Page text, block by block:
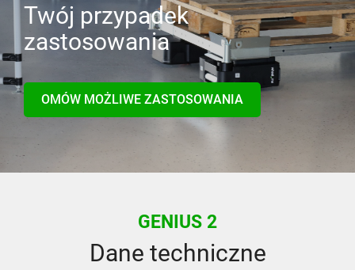
Twój przypadek
zastosowania
OMÓW MOŻLIWE ZASTOSOWANIA
GENIUS 2
Dane techniczne